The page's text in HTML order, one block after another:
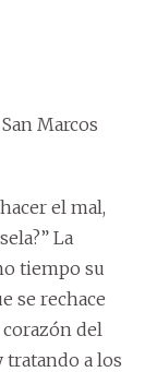
Marcos
el mal,
La
tiempo su
se rechace
del
tratando a los